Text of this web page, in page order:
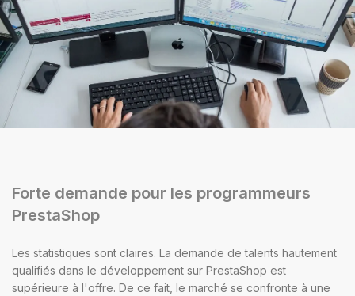
Forte demande pour les programmeurs
PrestaShop
Les statistiques sont claires. La demande de talents hautement
qualifiés dans le développement sur PrestaShop est
supérieure à l'offre. De ce fait, le marché se confronte à une